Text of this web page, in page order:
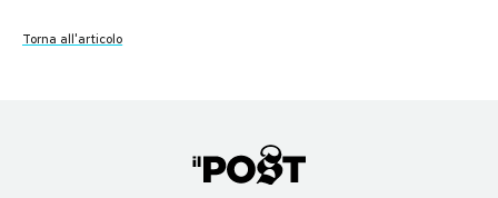
Regala il Post
Torna all'articolo
Torna all'articolo
Torna all'articolo
Torna all'articolo
Torna all'articolo
Torna all'articolo
Torna all'articolo